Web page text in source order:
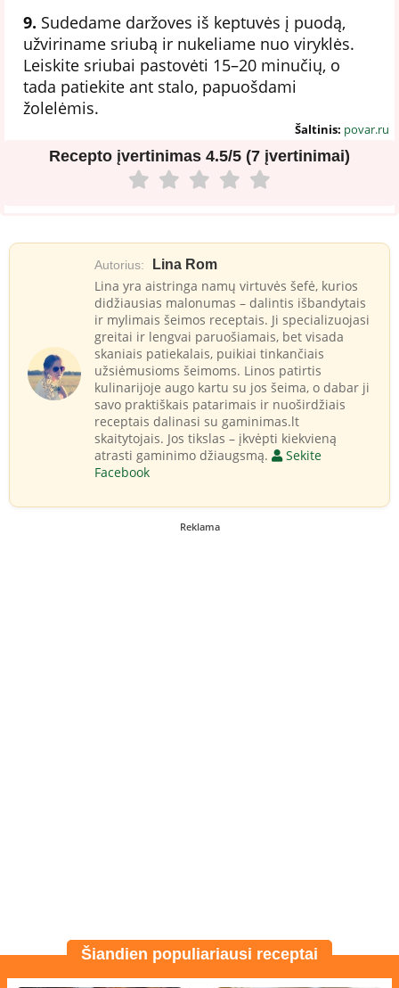
9. Sudedame daržoves iš keptuvės į puodą,
užviriname sriubą ir nukeliame nuo viryklės.
Leiskite sriubai pastovėti 15–20 minučių, o
tada patiekite ant stalo, papuošdami
žolelėmis.
Šaltinis: povar.ru
Recepto įvertinimas 4.5/5 (7 įvertinimai)
Autorius: Lina Rom
Lina yra aistringa namų virtuvės šefė, kurios
didžiausias malonumas – dalintis išbandytais
ir mylimais šeimos receptais. Ji specializuojasi
greitai ir lengvai paruošiamais, bet visada
skaniais patiekalais, puikiai tinkančiais
užsiėmusioms šeimoms. Linos patirtis
kulinarijoje augo kartu su jos šeima, o dabar ji
savo praktiškais patarimais ir nuoširdžiais
receptais dalinasi su gaminimas.lt
skaitytojais. Jos tikslas – įkvėpti kiekvieną
atrasti gaminimo džiaugsmą.
Sekite
Facebook
Reklama
Šiandien populiariausi receptai